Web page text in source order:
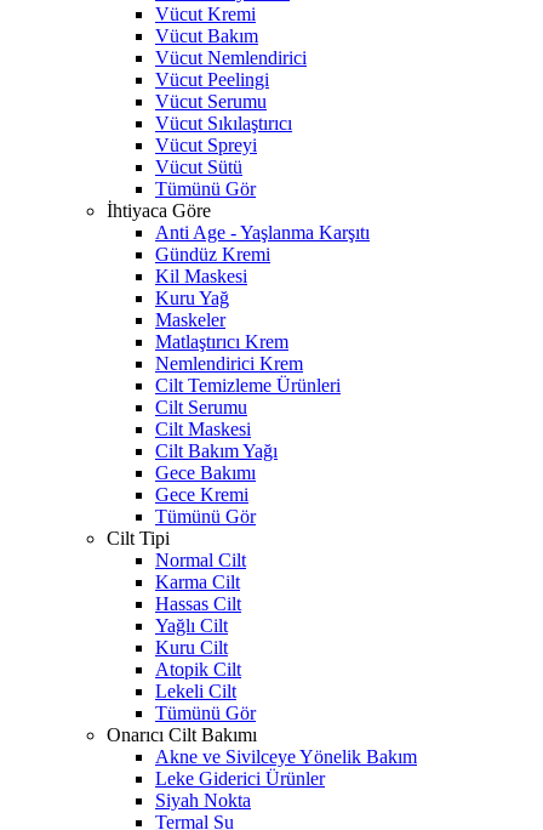
Vücut Kremi
Vücut Bakım
Vücut Nemlendirici
Vücut Peelingi
Vücut Serumu
Vücut Sıkılaştırıcı
Vücut Spreyi
Vücut Sütü
Tümünü Gör
İhtiyaca Göre
Anti Age - Yaşlanma Karşıtı
Gündüz Kremi
Kil Maskesi
Kuru Yağ
Maskeler
Matlaştırıcı Krem
Nemlendirici Krem
Cilt Temizleme Ürünleri
Cilt Serumu
Cilt Maskesi
Cilt Bakım Yağı
Gece Bakımı
Gece Kremi
Tümünü Gör
Cilt Tipi
Normal Cilt
Karma Cilt
Hassas Cilt
Yağlı Cilt
Kuru Cilt
Atopik Cilt
Lekeli Cilt
Tümünü Gör
Onarıcı Cilt Bakımı
Akne ve Sivilceye Yönelik Bakım
Leke Giderici Ürünler
Siyah Nokta
Termal Su